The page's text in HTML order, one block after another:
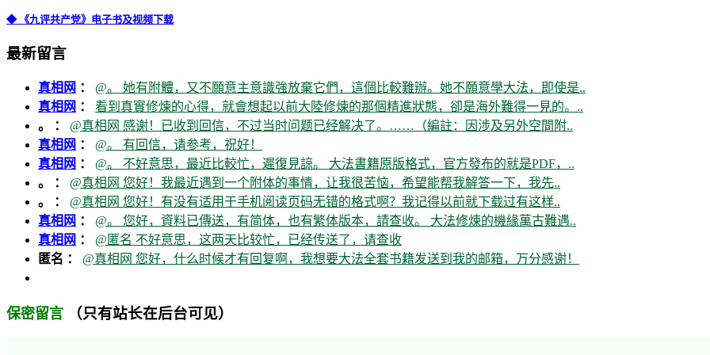
◆ 《九评共产党》电子书及视频下载
最新留言
真相网 ： @。 她有附體，又不願意主意識強放棄它們，這個比較難辦。她不願意學大法，即使是..
真相网 ： 看到真實修煉的心得，就會想起以前大陸修煉的那個精進狀態，卻是海外難得一見的。..
。 ： @真相网 感谢！已收到回信，不过当时问题已经解决了。……（編註：因涉及另外空間附..
真相网 ： @。 有回信，请参考，祝好！
真相网 ： @。 不好意思，最近比較忙，遲復見諒。 大法書籍原版格式，官方發布的就是PDF，..
。 ： @真相网 您好！我最近遇到一个附体的事情，让我很苦恼，希望能帮我解答一下，我先..
。 ： @真相网 您好！有没有适用于手机阅读页码无错的格式啊？我记得以前就下载过有这样..
真相网 ： @。 您好，資料已傳送，有简体，也有繁体版本，請查收。 大法修煉的機緣萬古難遇..
真相网 ： @匿名 不好意思，这两天比较忙，已经传送了，请查收
匿名 ： @真相网 您好，什么时候才有回复啊，我想要大法全套书籍发送到我的邮箱，万分感谢！
保密留言 （只有站长在后台可见）